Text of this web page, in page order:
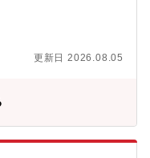
制御技術など）・開発
」を開発し、属人
挑戦している企業です■ス
進出を視野に入れてい
し。一部リモートワーク
発グループ【 プロダク
・設計変更対応・品質
管理・監査対応・規格
らご経験に応じてお任せ
門で1年程度経験をしてい
理部署が3交代制勤務
更新日 2026.08.05